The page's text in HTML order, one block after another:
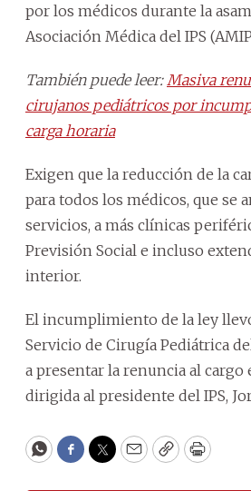
por los médicos durante la
Asociación Médica del IPS
También puede leer: Masiva
cirujanos pediátricos por
carga horaria
Exigen que la reducción de la
para todos los médicos, que se
servicios, a más clínicas
Previsión Social e incluso
interior.
El incumplimiento de la ley
Servicio de Cirugía Pediátrica
a presentar la renuncia al cargo
dirigida al presidente del IPS,
WhatsApp
Facebook
Twitter
EmailCopyPrint